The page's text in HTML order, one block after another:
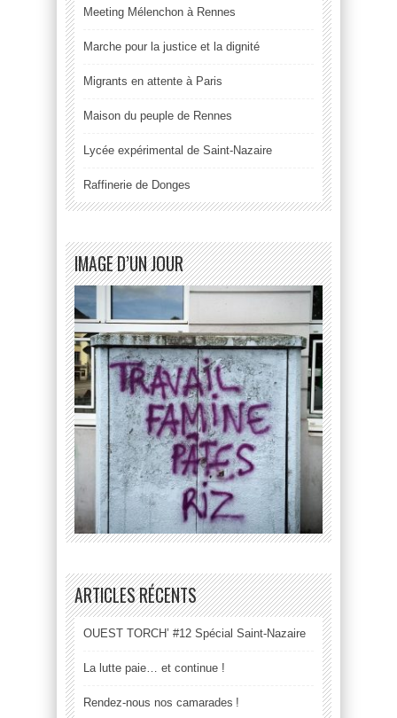
Meeting Mélenchon à Rennes
Marche pour la justice et la dignité
Migrants en attente à Paris
Maison du peuple de Rennes
Lycée expérimental de Saint-Nazaire
Raffinerie de Donges
IMAGE D’UN JOUR
ARTICLES RÉCENTS
OUEST TORCH’ #12 Spécial Saint-Nazaire
La lutte paie… et continue !
Rendez-nous nos camarades !